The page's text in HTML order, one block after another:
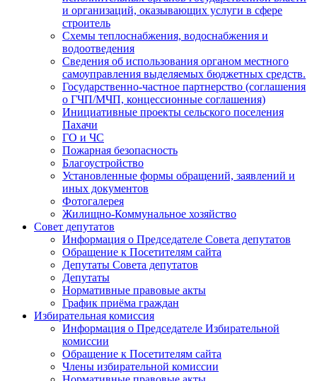
и организаций, оказывающих услуги в сфере
строитель
Схемы теплоснабжения, водоснабжения и
водоотведения
Сведения об использования органом местного
самоуправления выделяемых бюджетных средств.
Государственно-частное партнерство (соглашения
о ГЧП/МЧП, концессионные соглашения)
Инициативные проекты сельского поселения
Пахачи
ГО и ЧС
Пожарная безопасность
Благоустройство
Установленные формы обращений, заявлений и
иных документов
Фотогалерея
Жилищно-Коммунальное хозяйство
Совет депутатов
Информация о Председателе Совета депутатов
Обращение к Посетителям сайта
Депутаты Совета депутатов
Депутаты
Нормативные правовые акты
График приёма граждан
Избирательная комиссия
Информация о Председателе Избирательной
комиссии
Обращение к Посетителям сайта
Члены избирательной комиссии